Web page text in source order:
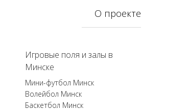
О проекте
Игровые поля и залы в
Минске
Мини-футбол Минск
Волейбол Минск
Баскетбол Минск